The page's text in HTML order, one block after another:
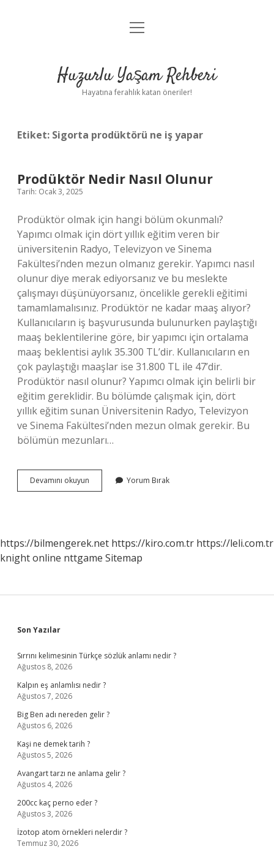
Anasayfa
Yasal Uyarı
menüyü
Huzurlu Yaşam Rehberi
Hayatına ferahlık katan öneriler!
Etiket: Sigorta prodüktörü ne iş yapar
Prodüktör Nedir Nasıl Olunur
Tarih: Ocak 3, 2025
Prodüktör olmak için hangi bölüm okunmalı?
Yapımcı olmak için dört yıllık eğitim veren bir
üniversitenin Radyo, Televizyon ve Sinema
Fakültesi’nden mezun olmanız gerekir. Yapımcı nasıl
olunur diye merak ediyorsanız ve bu meslekte
çalışmayı düşünüyorsanız, öncelikle gerekli eğitimi
tamamlamalısınız. Prodüktör ne kadar maaş alıyor?
Kullanıcıların iş başvurusunda bulunurken paylaştığı
maaş beklentilerine göre, bir yapımcı için ortalama
maaş beklentisi aylık 35.300 TL’dir. Kullanıcıların en
çok paylaştığı maaşlar ise 31.800 TL ile 47’dir.
Prodüktör nasıl olunur? Yapımcı olmak için belirli bir
eğitim gereklidir. Bu bölümde çalışmak için, dört
yıllık eğitim sunan Üniversitenin Radyo, Televizyon
ve Sinema Fakültesi’nden mezun olmak gerekir. Bu
bölümün mezunları…
Devamını okuyun Prodüktör
Nedir
Yorum Bırak
https://bilmengerek.net https://kiro.com.tr https://leli.com.tr
knight online nttgame Sitemap
Sidebar
Son Yazılar
Sırrını kelimesinin Türkçe sözlük anlamı nedir ?
Ağustos 8, 2026
Kalpın eş anlamlısı nedir ?
Ağustos 7, 2026
Big Ben adı nereden gelir ?
Ağustos 6, 2026
Kaşi ne demek tarih ?
Ağustos 5, 2026
Avangart tarzı ne anlama gelir ?
Ağustos 4, 2026
200cc kaç perno eder ?
Ağustos 3, 2026
İzotop atom örnekleri nelerdir ?
Temmuz 30, 2026